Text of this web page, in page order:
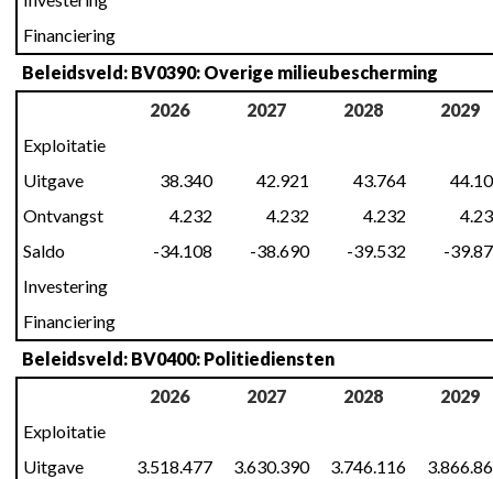
Financiering
Beleidsveld: BV0390: Overige milieubescherming
2026
2027 2028
2029
Exploitatie
Uitgave
38.340 42.921 43.764
Ontvangst
4.232 4.232 4.232
Saldo
-34.108 -38.690 -39.532
-
Investering
Financiering
Beleidsveld: BV0400: Politiediensten
2026
2027 2028
2029
Exploitatie
Uitgave
3.518.477 3.630.390 3.746.116